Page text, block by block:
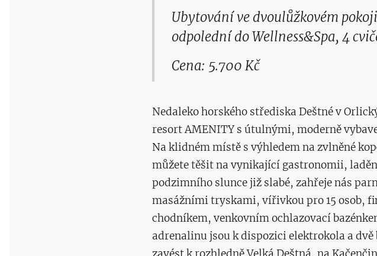
Ubytování ve dvoulůžkovém
odpolední do Wellness&Spa, 4
Cena: 5.700 Kč
Nedaleko horského střediska Deštné v
resort AMENITY s útulnými, moderně
Na klidném místě s výhledem na zvlněné
můžete těšit na vynikající gastronomii,
podzimního slunce již slabé, zahřeje nás
masážními tryskami, vířivkou pro 15 osob,
chodníkem, venkovním ochlazovací
adrenalinu jsou k dispozici elektrokola a